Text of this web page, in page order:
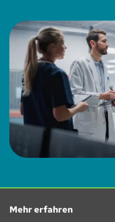
Mehr erfahren